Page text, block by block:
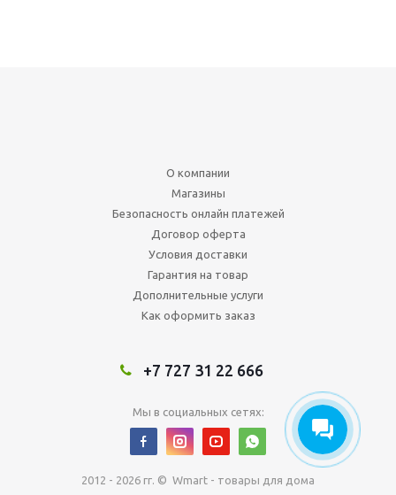
О компании
Магазины
Безопасность онлайн платежей
Договор оферта
Условия доставки
Гарантия на товар
Дополнительные услуги
Как оформить заказ
+7 727 31 22 666
Мы в социальных сетях:
2012 - 2026 гг. © Wmart - товары для дома